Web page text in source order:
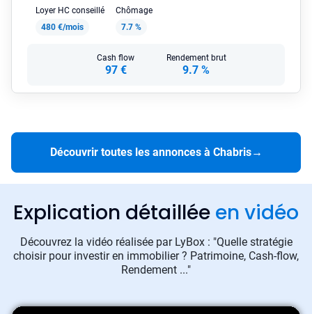
Loyer HC conseillé
480 €/mois
Chômage
7.7 %
Cash flow
97 €
Rendement brut
9.7 %
Découvrir toutes les annonces à Chabris→
Explication détaillée en vidéo
Découvrez la vidéo réalisée par LyBox : "Quelle stratégie
choisir pour investir en immobilier ? Patrimoine, Cash-flow,
Rendement ..."